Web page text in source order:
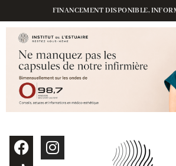
FINANCEMENT DISPONIBLE,